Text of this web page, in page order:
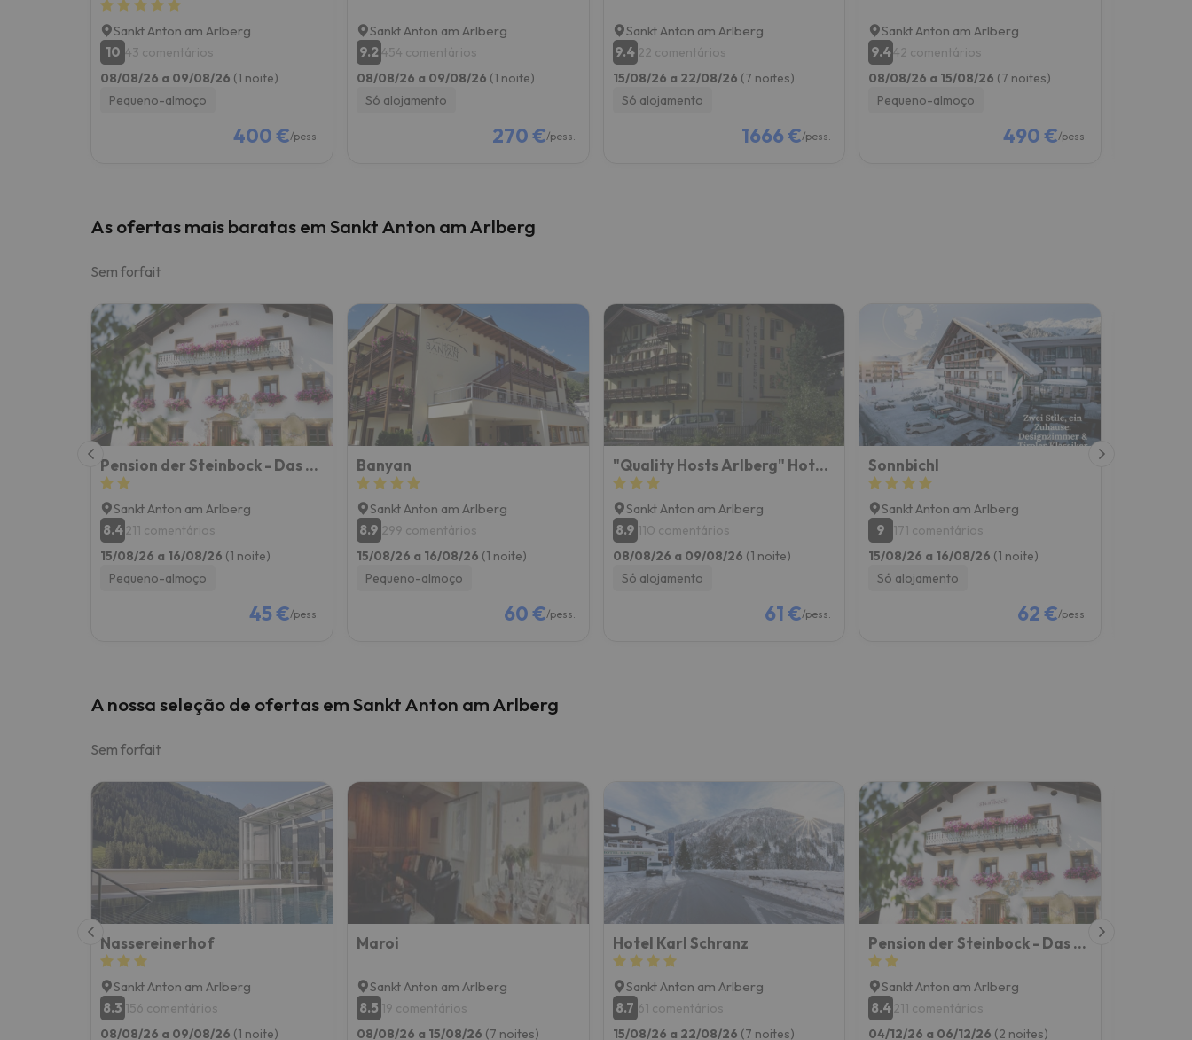
Sankt Anton am Arlberg
10 43 comentários
08/08/26 a 09/08/26 (1 noite)
Pequeno-almoço
400 €/pess.
Sankt Anton am Arlberg
9.2 454 comentários
08/08/26 a 09/08/26 (1 noite)
Só alojamento
270 €/pess.
Sankt Anton am Arlberg
9.4 22 comentários
15/08/26 a 22/08/26 (7 noites)
Só alojamento
1666 €/pess.
Sankt Anton am Arlberg
9.442 comentários
08/08/26 a 15/08/26 (7 noites)
Pequeno-almoço
490 €/pess.
As ofertas mais baratas em Sankt Anton am Arlberg
Sem forfait
Pension der Steinbock - Das Bauernhaus
Sankt Anton am Arlberg
8.4211 comentários
15/08/26 a 16/08/26 (1 noite)
Pequeno-almoço
45 €/pess.
Banyan
Sankt Anton am Arlberg
8.9 299 comentários
15/08/26 a 16/08/26 (1 noite)
Pequeno-almoço
60 €/pess.
"Quality Hosts Arlberg" Hotel-Gasthof Freisleben
Sankt Anton am Arlberg
8.9 110 comentários
08/08/26 a 09/08/26 (1 noite)
Só alojamento
61 €/pess.
Sonnbichl
Sankt Anton am Arlberg
9
171 comentários
15/08/26 a 16/08/26 (1 noite)
Só alojamento
62 €/pess.
A nossa seleção de ofertas em Sankt Anton am Arlberg
Sem forfait
Nassereinerhof
Sankt Anton am Arlberg
8.3 156 comentários
08/08/26 a 09/08/26 (1 noite)
Maroi
Sankt Anton am Arlberg
8.5 19 comentários
08/08/26 a 15/08/26 (7 noites)
Hotel Karl Schranz
Sankt Anton am Arlberg
8.7 61 comentários
15/08/26 a 22/08/26 (7 noites)
Pension der Steinbock - Das Bauernhaus
Sankt Anton am Arlberg
8.4211 comentários
04/12/26 a 06/12/26 (2 noites)